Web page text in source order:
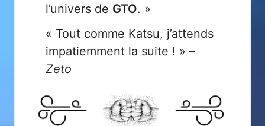
l’univers de GTO. »
« Tout comme Katsu, j’attends
impatiemment la suite ! » –
Zeto